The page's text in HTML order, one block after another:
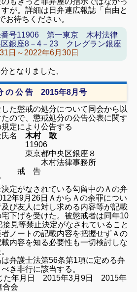
が。詳細は日弁連広報誌「自由と
お待ちください。
号11906 第一東京 木村法律
銀座8－4－23 クレグラン銀座
日～2022年6月30日
となりました、
の 公 告 2015年8月号
た懲戒の処分について同会から以
ので、懲戒処分の公告公表に関す
定により公告する
名
木村 敢
中央区銀座８
事務所
戒 告
定がなされている勾留中のＡの弁
年9月 26日ＡからＡの余罪につい
び友人に対し求める内容等が記載
下げを受けた。被懲戒者は同年10
接見等禁止決定がなされていること
ノートの記載内容を把握せずＡの
内容を知る必要性も一切検討しな
弁護士法第56条第1項に定める弁
き非行に該当する。
た年月日 2015年3月9日 2015年
会